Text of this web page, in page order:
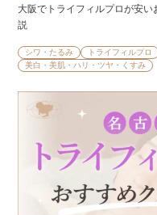
大阪でトライフィルプロが安
説
シワ・たるみ トライフィルプロ
美白・美肌・ハリ・ツヤ・くすみ